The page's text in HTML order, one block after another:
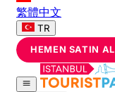
繁體中文
TR
HEMEN SATIN AL